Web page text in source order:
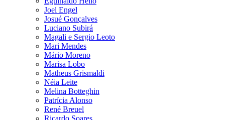
Joel Engel
Josué Gonçalves
Luciano Subirá
Magali e Sergio Leoto
Mari Mendes
Mário Moreno
Marisa Lobo
Matheus Grismaldi
Néia Leite
Melina Botteghin
Patrícia Alonso
René Breuel
Ricardo Soares